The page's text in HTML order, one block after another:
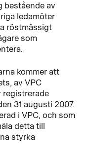
bestående av
ledamöter
röstmässigt
som
kommer att
av VPC
registrerade
31 augusti 2007.
i VPC, och som
detta till
styrka